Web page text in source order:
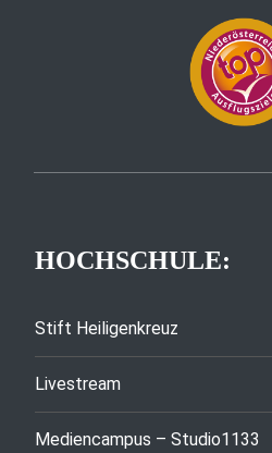
HOCHSCHULE:
Stift Heiligenkreuz
Livestream
Mediencampus – Studio1133